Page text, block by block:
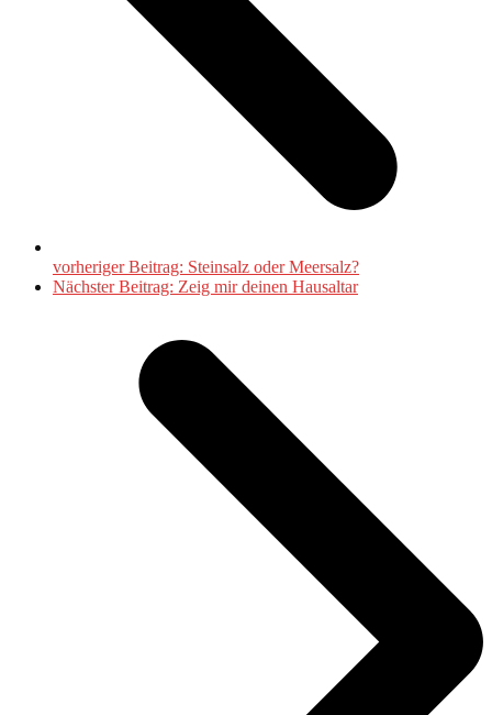
vorheriger Beitrag: Steinsalz oder Meersalz?
Nächster Beitrag: Zeig mir deinen Hausaltar